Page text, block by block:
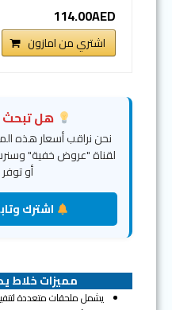
114.00AED
اشتري من امازون
هل
نحن نراقب أسعار هذه
لقناة "عروض خفية"
أو
اشترك
مميزات خلاط
يشمل ملحقات متعددة